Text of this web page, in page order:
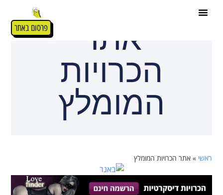
פרסום באתר אתר
הכרויות
המומלץ
ראשי »אתר הכרויות המומלץ